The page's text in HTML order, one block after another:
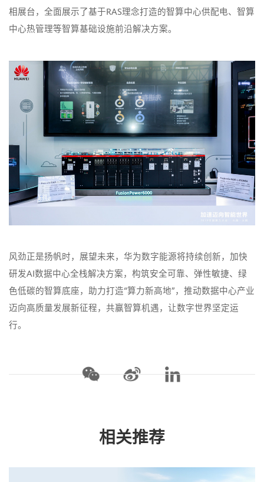
相展台，全面展示了基于RAS理念打造的智算中心供配电、智算
中心热管理等智算基础设施前沿解决方案。
风劲正是扬帆时，展望未来，华为数字能源将持续创新，加快
研发AI数据中心全栈解决方案，构筑安全可靠、弹性敏捷、绿
色低碳的智算底座，助力打造“算力新高地”，推动数据中心产业
迈向高质量发展新征程，共赢智算机遇，让数字世界坚定运
行。
相关推荐